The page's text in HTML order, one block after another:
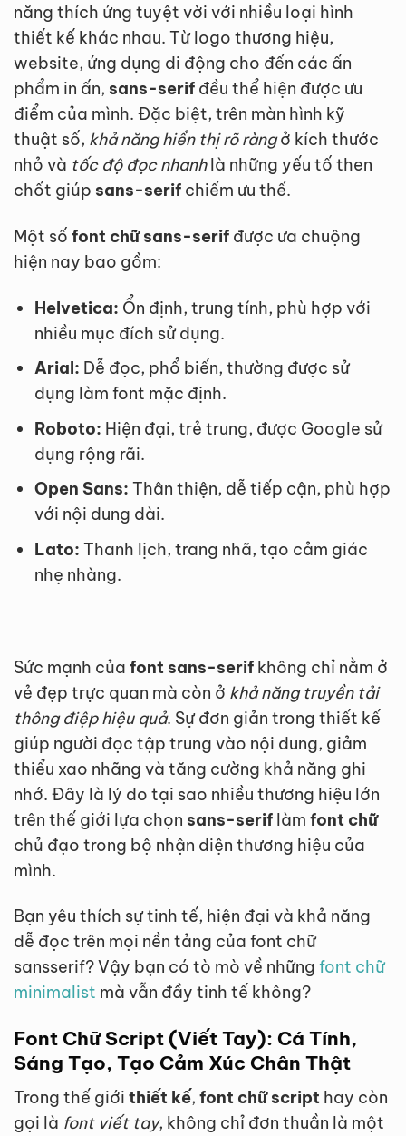
năng thích ứng tuyệt vời với nhiều loại hình
thiết kế khác nhau. Từ logo thương hiệu,
website, ứng dụng di động cho đến các ấn
phẩm in ấn, sans-serif đều thể hiện được ưu
điểm của mình. Đặc biệt, trên màn hình kỹ
thuật số, khả năng hiển thị rõ ràngở kích thước
nhỏ và tốc độ đọc nhanhlà những yếu tố then
chốt giúp sans-serif chiếm ưu thế.
Một số font chữ sans-serif được ưa chuộng
hiện nay bao gồm:
Helvetica: Ổn định, trung tính, phù hợp với
nhiều mục đích sử dụng.
Arial: Dễ đọc, phổ biến, thường được sử
dụng làm font mặc định.
Roboto: Hiện đại, trẻ trung, được Google sử
dụng rộng rãi.
Open Sans: Thân thiện, dễ tiếp cận, phù hợp
với nội dung dài.
Lato: Thanh lịch, trang nhã, tạo cảm giác
nhẹ nhàng.
Sức mạnh của font sans-serif không chỉ nằm ở
vẻ đẹp trực quan mà còn ở khả năng truyền tải
thông điệp hiệu quả. Sự đơn giản trong thiết kế
giúp người đọc tập trung vào nội dung, giảm
thiểu xao nhãng và tăng cường khả năng ghi
nhớ. Đây là lý do tại sao nhiều thương hiệu lớn
trên thế giới lựa chọn sans-serif làm font chữ
chủ đạo trong bộ nhận diện thương hiệu của
mình.
Bạn yêu thích sự tinh tế, hiện đại và khả năng
dễ đọc trên mọi nền tảng của font chữ
sansserif? Vậy bạn có tò mò về những font chữ
minimalist mà vẫn đầy tinh tế không?
Font Chữ Script (Viết Tay): Cá Tính,
Sáng Tạo, Tạo Cảm Xúc Chân Thật
Trong thế giới thiết kế, font chữ script hay còn
gọi là font viết tay, không chỉ đơn thuần là một